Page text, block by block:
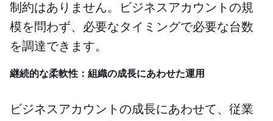
制約はありません。ビジネスアカウントの規
模を問わず、必要なタイミングで必要な台数
を調達できます。
継続的な柔軟性：組織の成長にあわせた運用
ビジネスアカウントの成長にあわせて、従業